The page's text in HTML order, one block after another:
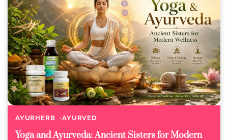
AYURHERB AYURVED
Yoga and Ayurveda: Ancient Sisters for Modern